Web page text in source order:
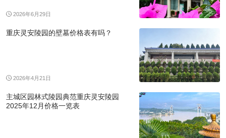
2026年6月29日
重庆灵安陵园的壁墓价格表有吗？
2026年4月21日
主城区园林式陵园典范重庆灵安陵园
2025年12月价格一览表